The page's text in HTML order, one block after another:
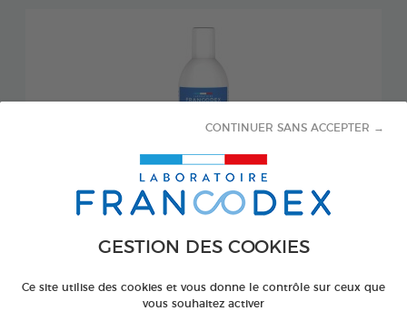
GESTION DES COOKIES
Ce site utilise des cookies et vous donne le contrôle sur ceux que
vous souhaitez activer
CONTINUER SANS ACCEPTER →